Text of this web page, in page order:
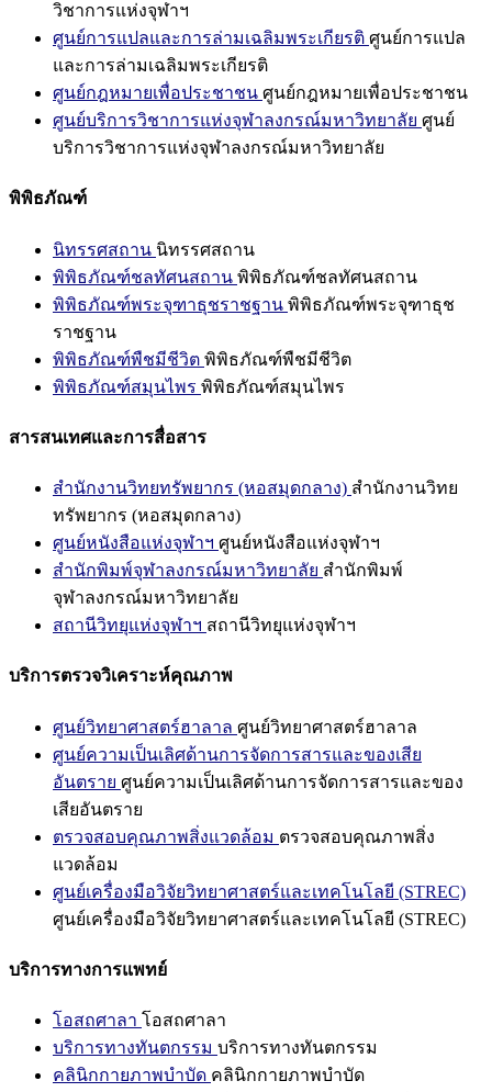
วิชาการแห่งจุฬาฯ
ศูนย์การแปลและการล่ามเฉลิมพระเกียรติ ศูนย์การแปล
และการล่ามเฉลิมพระเกียรติ
ศูนย์กฎหมายเพื่อประชาชน ศูนย์กฎหมายเพื่อประชาชน
ศูนย์บริการวิชาการแห่งจุฬาลงกรณ์มหาวิทยาลัย ศูนย์
บริการวิชาการแห่งจุฬาลงกรณ์มหาวิทยาลัย
พิพิธภัณฑ์
นิทรรศสถาน นิทรรศสถาน
พิพิธภัณฑ์ชลทัศนสถาน พิพิธภัณฑ์ชลทัศนสถาน
พิพิธภัณฑ์พระจุฑาธุชราชฐาน พิพิธภัณฑ์พระจุฑาธุช
ราชฐาน
พิพิธภัณฑ์พืชมีชีวิต พิพิธภัณฑ์พืชมีชีวิต
พิพิธภัณฑ์สมุนไพร พิพิธภัณฑ์สมุนไพร
สารสนเทศและการสื่อสาร
สำนักงานวิทยทรัพยากร (หอสมุดกลาง) สำนักงานวิทย
ทรัพยากร (หอสมุดกลาง)
ศูนย์หนังสือแห่งจุฬาฯ ศูนย์หนังสือแห่งจุฬาฯ
สำนักพิมพ์จุฬาลงกรณ์มหาวิทยาลัย สำนักพิมพ์
จุฬาลงกรณ์มหาวิทยาลัย
สถานีวิทยุแห่งจุฬาฯ สถานีวิทยุแห่งจุฬาฯ
บริการตรวจวิเคราะห์คุณภาพ
ศูนย์วิทยาศาสตร์ฮาลาล ศูนย์วิทยาศาสตร์ฮาลาล
ศูนย์ความเป็นเลิศด้านการจัดการสารและของเสีย
อันตราย ศูนย์ความเป็นเลิศด้านการจัดการสารและของ
เสียอันตราย
ตรวจสอบคุณภาพสิ่งแวดล้อม ตรวจสอบคุณภาพสิ่ง
แวดล้อม
ศูนย์เครื่องมือวิจัยวิทยาศาสตร์และเทคโนโลยี (STREC)
ศูนย์เครื่องมือวิจัยวิทยาศาสตร์และเทคโนโลยี (STREC)
บริการทางการแพทย์
โอสถศาลา โอสถศาลา
บริการทางทันตกรรม บริการทางทันตกรรม
คลินิกกายภาพบำบัด คลินิกกายภาพบำบัด